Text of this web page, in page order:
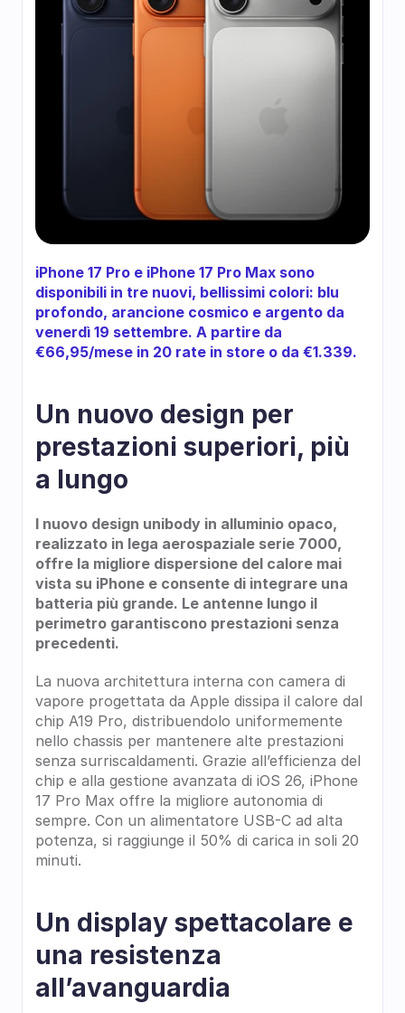
iPhone 17 Pro e iPhone 17 Pro Max sono
disponibili in tre nuovi, bellissimi colori: blu
profondo, arancione cosmico e argento da
venerdì 19 settembre. A partire da
€66,95/mese in 20 rate in store o da €1.339.
Un nuovo design per
prestazioni superiori, più
a lungo
l nuovo design unibody in alluminio opaco,
realizzato in lega aerospaziale serie 7000,
offre la migliore dispersione del calore mai
vista su iPhone e consente di integrare una
batteria più grande. Le antenne lungo il
perimetro garantiscono prestazioni senza
precedenti.
La nuova architettura interna con camera di
vapore progettata da Apple dissipa il calore dal
chip A19 Pro, distribuendolo uniformemente
nello chassis per mantenere alte prestazioni
senza surriscaldamenti. Grazie all’efficienza del
chip e alla gestione avanzata di iOS 26, iPhone
17 Pro Max offre la migliore autonomia di
sempre. Con un alimentatore USB-C ad alta
potenza, si raggiunge il 50% di carica in soli 20
minuti.
Un display spettacolare e
una resistenza
all’avanguardia